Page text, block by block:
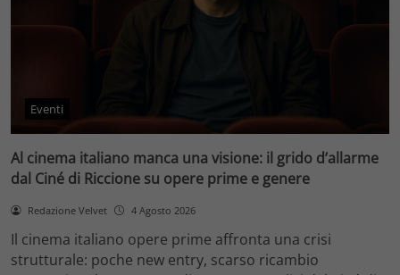
Eventi
Al cinema italiano manca una visione: il grido d’allarme
dal Ciné di Riccione su opere prime e genere
Redazione Velvet 4 Agosto 2026
Il cinema italiano opere prime affronta una crisi
strutturale: poche new entry, scarso ricambio